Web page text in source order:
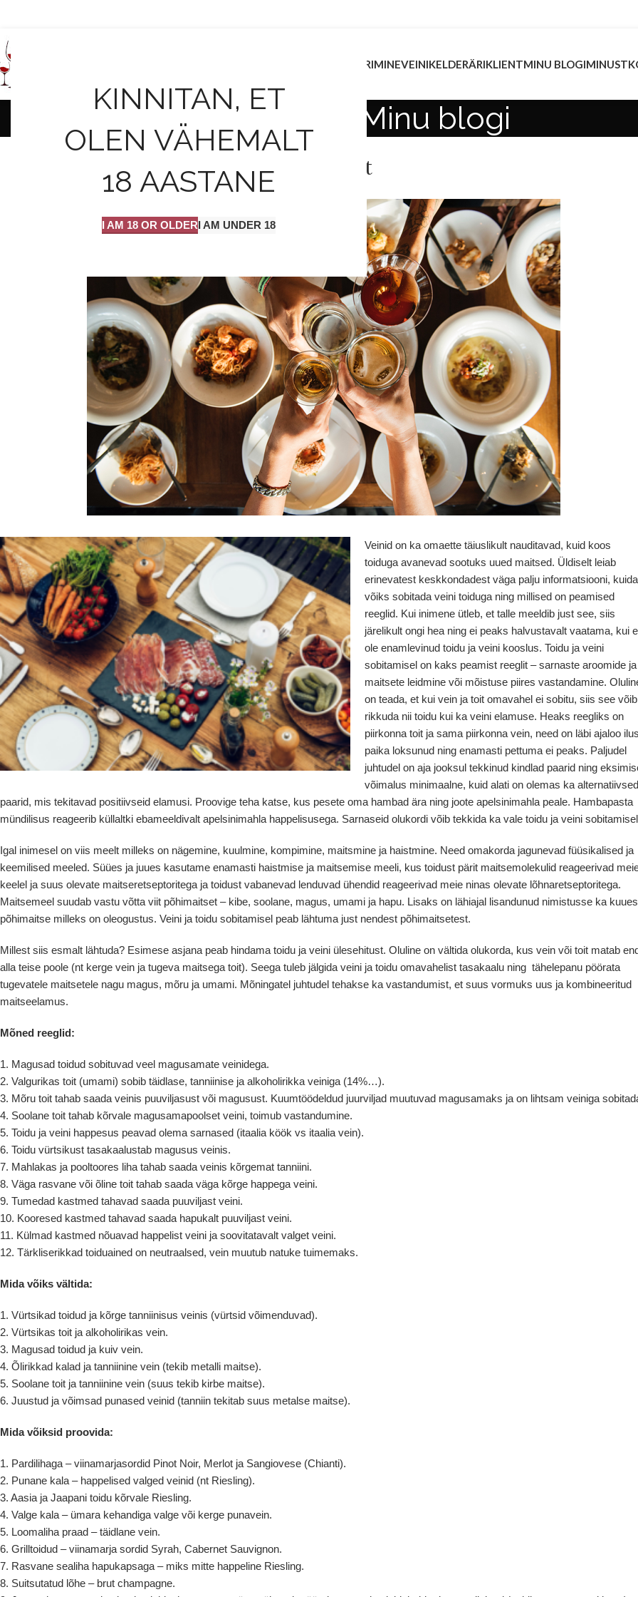
KINNITAN, ET
OLEN VÄHEMALT
18 AASTANE
I AM 18 OR OLDERI AM UNDER 18
INVESTEERIMINEVEINIKELDERÄRIKLIENTMINU BLOGIMINUST
Minu blogi
Vein ja toit
Veinid on ka omaette täiuslikult nauditavad, kuid koos
toiduga avanevad sootuks uued maitsed. Üldiselt leiab
erinevatest keskkondadest väga palju informatsiooni,
võiks sobitada veini toiduga ning millised on peamised
reeglid. Kui inimene ütleb, et talle meeldib just see, siis
järelikult ongi hea ning ei peaks halvustavalt vaatama, kui
ole enamlevinud toidu ja veini kooslus. Toidu ja veini
sobitamisel on kaks peamist reeglit – sarnaste aroomide ja
maitsete leidmine või mõistuse piires vastandamine.
on teada, et kui vein ja toit omavahel ei sobitu, siis see võib
rikkuda nii toidu kui ka veini elamuse. Heaks reegliks on
piirkonna toit ja sama piirkonna vein, need on läbi ajaloo
paika loksunud ning enamasti pettuma ei peaks. Paljudel
juhtudel on aja jooksul tekkinud kindlad paarid ning
võimalus minimaalne, kuid alati on olemas ka alternatiivsed
paarid, mis tekitavad positiivseid elamusi. Proovige teha katse, kus pesete oma hambad ära ning joote apelsinimahla peale. Hambapasta
mündilisus reageerib küllaltki ebameeldivalt apelsinimahla happelisusega. Sarnaseid olukordi võib tekkida ka vale toidu ja veini
Igal inimesel on viis meelt milleks on nägemine, kuulmine, kompimine, maitsmine ja haistmine. Need omakorda jagunevad füüsikalised ja
keemilised meeled. Süües ja juues kasutame enamasti haistmise ja maitsemise meeli, kus toidust pärit maitsemolekulid reageerivad
keelel ja suus olevate maitseretseptoritega ja toidust vabanevad lenduvad ühendid reageerivad meie ninas olevate lõhnaretseptoritega.
Maitsemeel suudab vastu võtta viit põhimaitset – kibe, soolane, magus, umami ja hapu. Lisaks on lähiajal lisandunud nimistusse ka kuues
põhimaitse milleks on oleogustus. Veini ja toidu sobitamisel peab lähtuma just nendest põhimaitsetest.
Millest siis esmalt lähtuda? Esimese asjana peab hindama toidu ja veini ülesehitust. Oluline on vältida olukorda, kus vein või toit matab
alla teise poole (nt kerge vein ja tugeva maitsega toit). Seega tuleb jälgida veini ja toidu omavahelist tasakaalu ning tähelepanu pöörata
tugevatele maitsetele nagu magus, mõru ja umami. Mõningatel juhtudel tehakse ka vastandumist, et suus vormuks uus ja kombineeritud
maitseelamus.
Mõned reeglid:
1. Magusad toidud sobituvad veel magusamate veinidega.
2. Valgurikas toit (umami) sobib täidlase, tanniinise ja alkoholirikka veiniga (14%…).
3. Mõru toit tahab saada veinis puuviljasust või magusust. Kuumtöödeldud juurviljad muutuvad magusamaks ja on lihtsam veiniga
4. Soolane toit tahab kõrvale magusamapoolset veini, toimub vastandumine.
5. Toidu ja veini happesus peavad olema sarnased (itaalia köök vs itaalia vein).
6. Toidu vürtsikust tasakaalustab magusus veinis.
7. Mahlakas ja pooltoores liha tahab saada veinis kõrgemat tanniini.
8. Väga rasvane või õline toit tahab saada väga kõrge happega veini.
9. Tumedad kastmed tahavad saada puuviljast veini.
10. Kooresed kastmed tahavad saada hapukalt puuviljast veini.
11. Külmad kastmed nõuavad happelist veini ja soovitatavalt valget veini.
12. Tärkliserikkad toiduained on neutraalsed, vein muutub natuke tuimemaks.
Mida võiks vältida:
1. Vürtsikad toidud ja kõrge tanniinisus veinis (vürtsid võimenduvad).
2. Vürtsikas toit ja alkoholirikas vein.
3. Magusad toidud ja kuiv vein.
4. Õlirikkad kalad ja tanniinine vein (tekib metalli maitse).
5. Soolane toit ja tanniinine vein (suus tekib kirbe maitse).
6. Juustud ja võimsad punased veinid (tanniin tekitab suus metalse maitse).
Mida võiksid proovida:
1. Pardilihaga – viinamarjasordid Pinot Noir, Merlot ja Sangiovese (Chianti).
2. Punane kala – happelised valged veinid (nt Riesling).
3. Aasia ja Jaapani toidu kõrvale Riesling.
4. Valge kala – ümara kehandiga valge või kerge punavein.
5. Loomaliha praad – täidlane vein.
6. Grilltoidud – viinamarja sordid Syrah, Cabernet Sauvignon.
7. Rasvane sealiha hapukapsaga – miks mitte happeline Riesling.
8. Suitsutatud lõhe – brut champagne.